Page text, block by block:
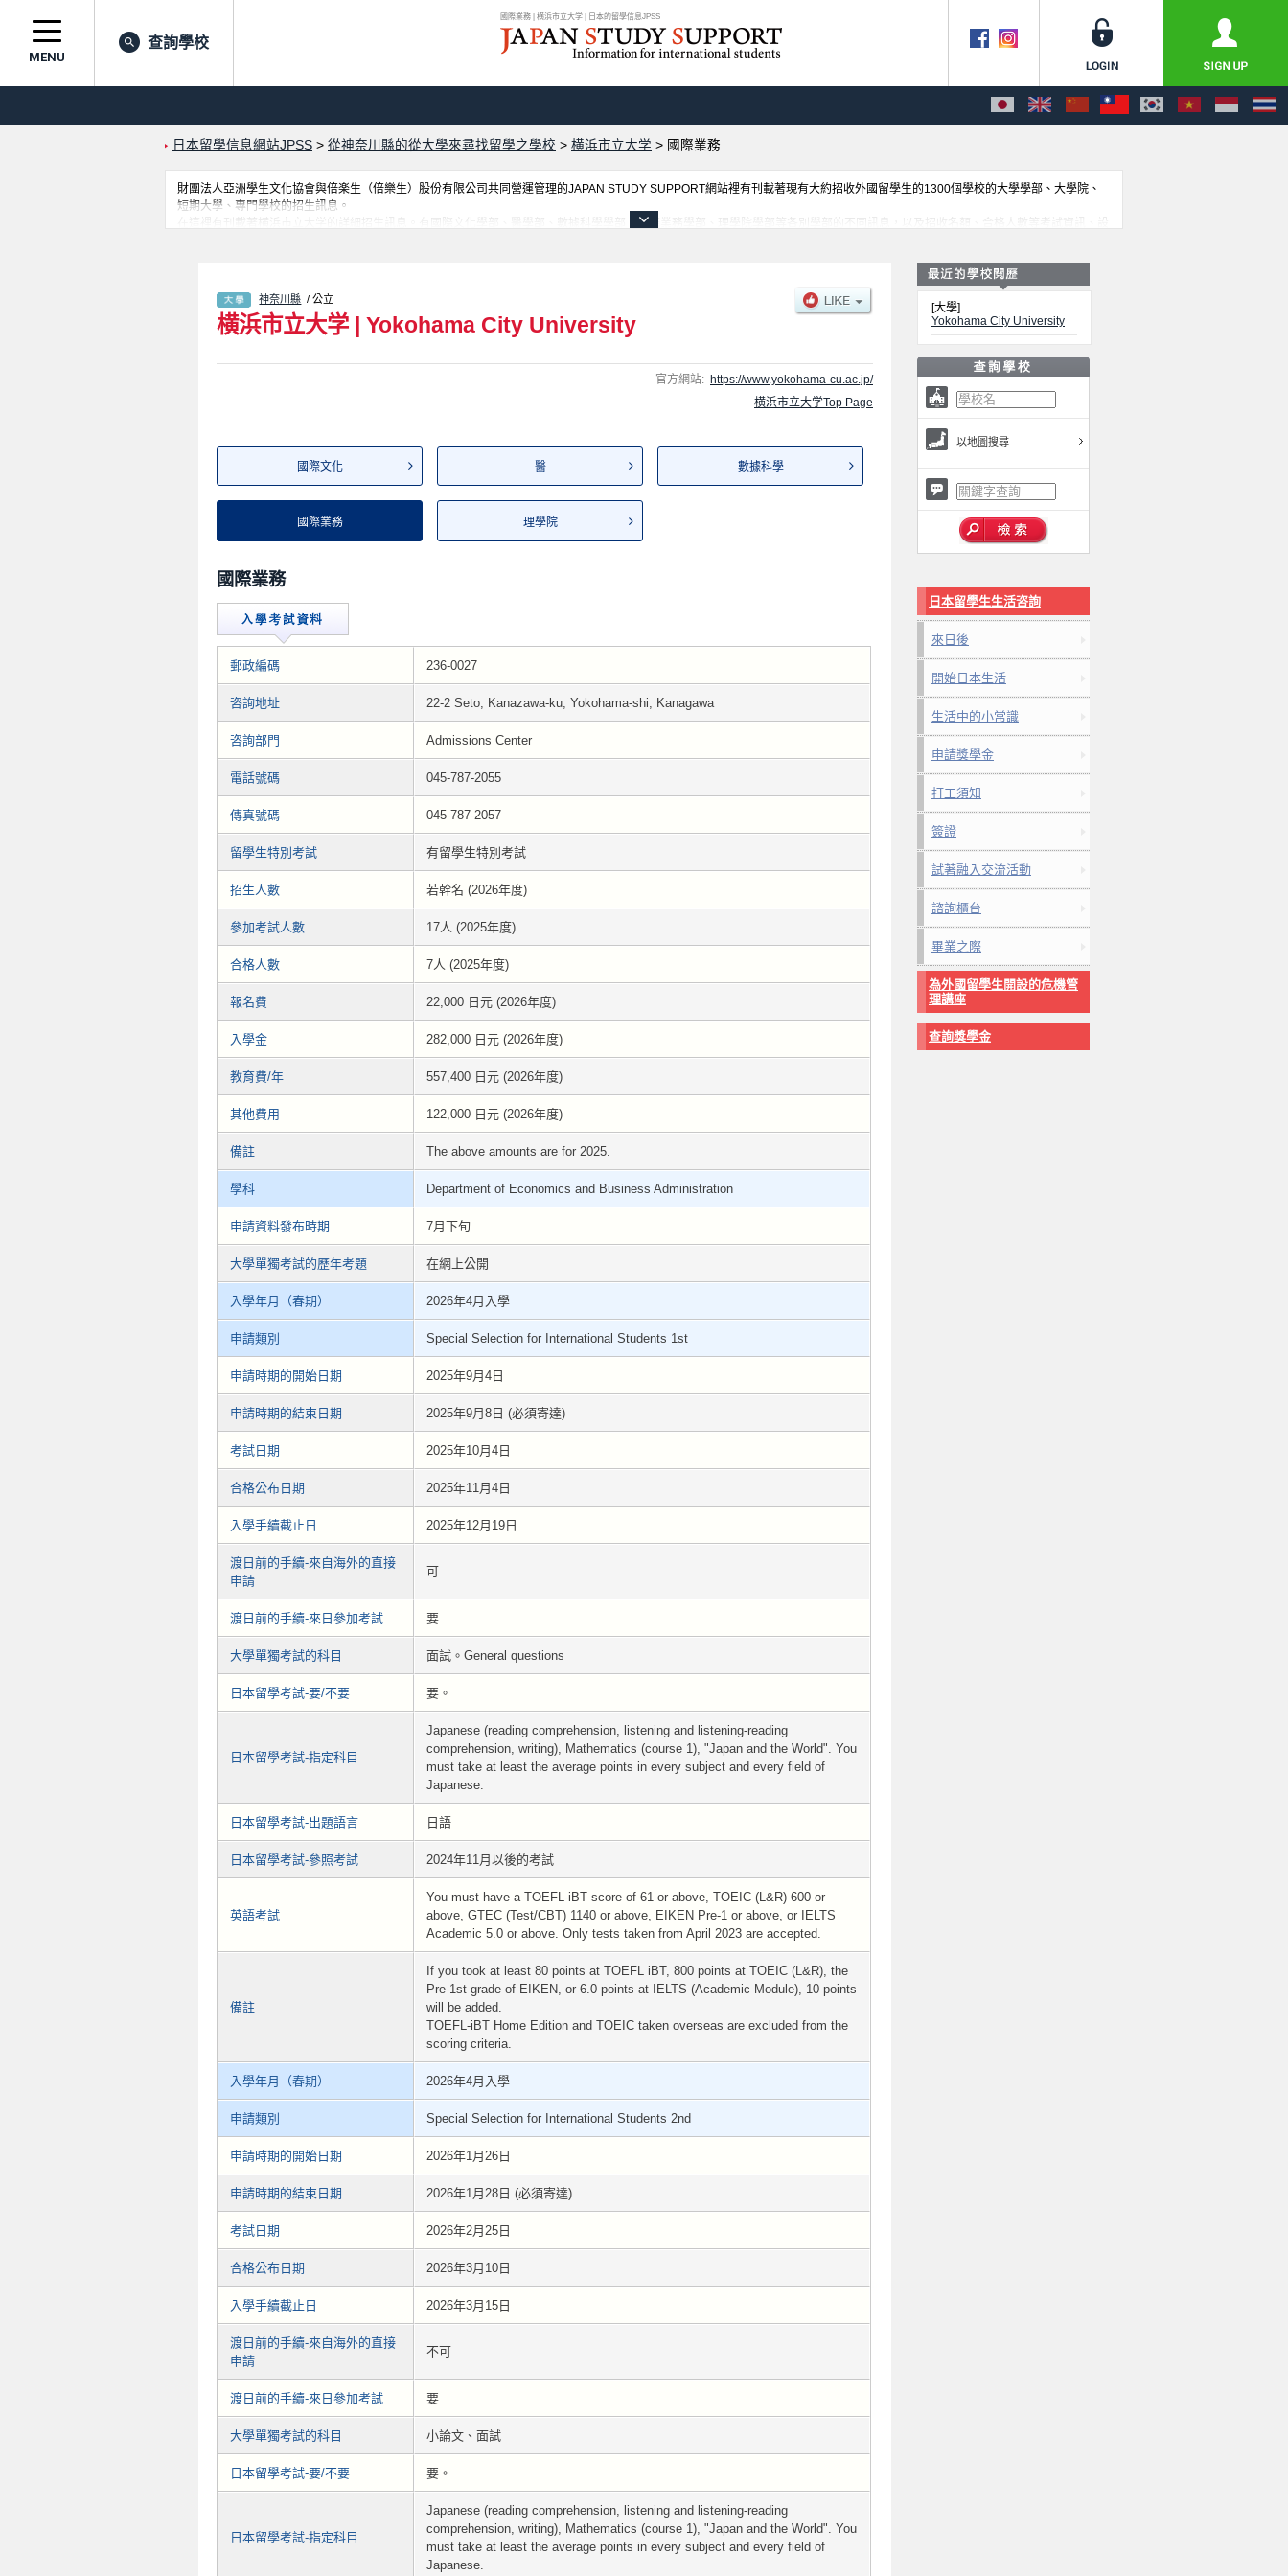
國際業務 | 横浜市立大学 | 日本的留學信息JPSS
MENU
查詢學校
日本留學信息網站JPSS > 從神奈川縣的從大學來尋找留學之學校 > 横浜市立大学 > 國際業務
財團法人亞洲學生文化協會與倍楽生（倍樂生）股份有限公司共同營運管理的JAPAN STUDY SUPPORT網站裡有刊載著現有大約招收外國留學生的1300個學校的大學學部、大學院、
短期大學、專門學校的招生訊息。
在這裡有刊載著横浜市立大学的詳細招生訊息。有國際文化學部、醫學部、數據科學學部、國際業務學部、理學院學部等各別學部的不同訊息，以及招收名額、合格人數等考試資訊、設
神奈川縣 / 公立
横浜市立大学 | Yokohama City University
官方網站: https://www.yokohama-cu.ac.jp/
横浜市立大学Top Page
國際文化 醫 數據科學
國際業務 理學院
國際業務
郵政編碼 236-0027
咨詢地址 22-2 Seto, Kanazawa-ku, Yokohama-shi, Kanagawa
咨詢部門 Admissions Center
電話號碼 045-787-2055
傳真號碼 045-787-2057
留學生特別考試 有留學生特別考試
招生人數 若幹名 (2026年度)
參加考試人數 17人 (2025年度)
合格人數 7人 (2025年度)
報名費 22,000 日元 (2026年度)
入學金 282,000 日元 (2026年度)
教育費/年 557,400 日元 (2026年度)
其他費用 122,000 日元 (2026年度)
備註 The above amounts are for 2025.
學科 Department of Economics and Business Administration
申請資料發布時期 7月下旬
大學單獨考試的歷年考題 在網上公開
入學年月（春期） 2026年4月入學
申請類別 Special Selection for International Students 1st
申請時期的開始日期 2025年9月4日
申請時期的結束日期 2025年9月8日 (必須寄達)
考試日期 2025年10月4日
合格公布日期 2025年11月4日
入學手續截止日 2025年12月19日
渡日前的手續-來自海外的直接
申請
可
渡日前的手續-來日參加考試 要
大學單獨考試的科目 面試。General questions
日本留學考試-要/不要 要。
日本留學考試-指定科目
Japanese (reading comprehension, listening and listening-reading
comprehension, writing), Mathematics (course 1), "Japan and the World". You
must take at least the average points in every subject and every field of
Japanese.
日本留學考試-出題語言 日語
日本留學考試-參照考試 2024年11月以後的考試
英語考試
You must have a TOEFL-iBT score of 61 or above, TOEIC (L&R) 600 or
above, GTEC (Test/CBT) 1140 or above, EIKEN Pre-1 or above, or IELTS
Academic 5.0 or above. Only tests taken from April 2023 are accepted.
備註
If you took at least 80 points at TOEFL iBT, 800 points at TOEIC (L&R), the
Pre-1st grade of EIKEN, or 6.0 points at IELTS (Academic Module), 10 points
will be added.
TOEFL-iBT Home Edition and TOEIC taken overseas are excluded from the
scoring criteria.
入學年月（春期） 2026年4月入學
申請類別 Special Selection for International Students 2nd
申請時期的開始日期 2026年1月26日
申請時期的結束日期 2026年1月28日 (必須寄達)
考試日期 2026年2月25日
合格公布日期 2026年3月10日
入學手續截止日 2026年3月15日
渡日前的手續-來自海外的直接
申請
不可
渡日前的手續-來日參加考試 要
大學單獨考試的科目 小論文、面試
日本留學考試-要/不要 要。
日本留學考試-指定科目
Japanese (reading comprehension, listening and listening-reading
comprehension, writing), Mathematics (course 1), "Japan and the World". You
must take at least the average points in every subject and every field of
Japanese.
[大學]
Yokohama City University
以地圖搜尋
日本留學生生活咨詢
來日後
開始日本生活
生活中的小常識
申請獎學金
打工須知
簽證
試著融入交流活動
諮詢櫃台
畢業之際
為外國留學生開設的危機管
理講座
查詢獎學金